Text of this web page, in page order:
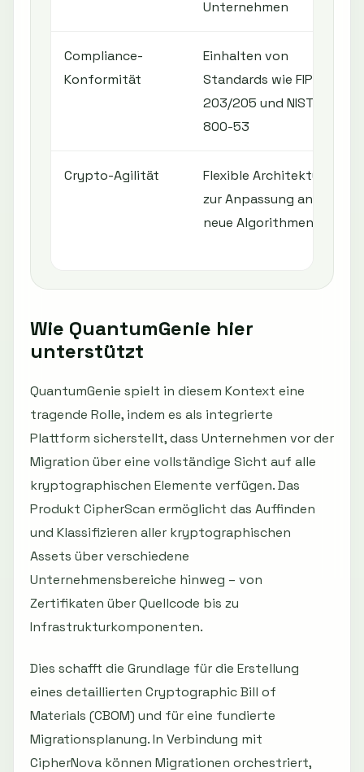
Unternehmen
Compliance-
Konformität
Einhalten von
Standards wie FIPS
203/205 und NIST
800-53
Crypto-Agilität
Flexible Architektur
zur Anpassung an
neue Algorithmen
Wie QuantumGenie hier
unterstützt
QuantumGenie spielt in diesem Kontext eine
tragende Rolle, indem es als integrierte
Plattform sicherstellt, dass Unternehmen vor der
Migration über eine vollständige Sicht auf alle
kryptographischen Elemente verfügen. Das
Produkt CipherScan ermöglicht das Auffinden
und Klassifizieren aller kryptographischen
Assets über verschiedene
Unternehmensbereiche hinweg – von
Zertifikaten über Quellcode bis zu
Infrastrukturkomponenten.
Dies schafft die Grundlage für die Erstellung
eines detaillierten Cryptographic Bill of
Materials (CBOM) und für eine fundierte
Migrationsplanung. In Verbindung mit
CipherNova können Migrationen orchestriert,